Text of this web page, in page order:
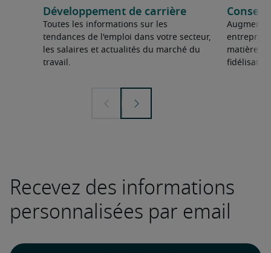
Développement de carrière
Toutes les informations sur les
tendances de l'emploi dans votre secteur,
les salaires et actualités du marché du
travail.
entreprise
matière
Recevez des informations
personnalisées par email